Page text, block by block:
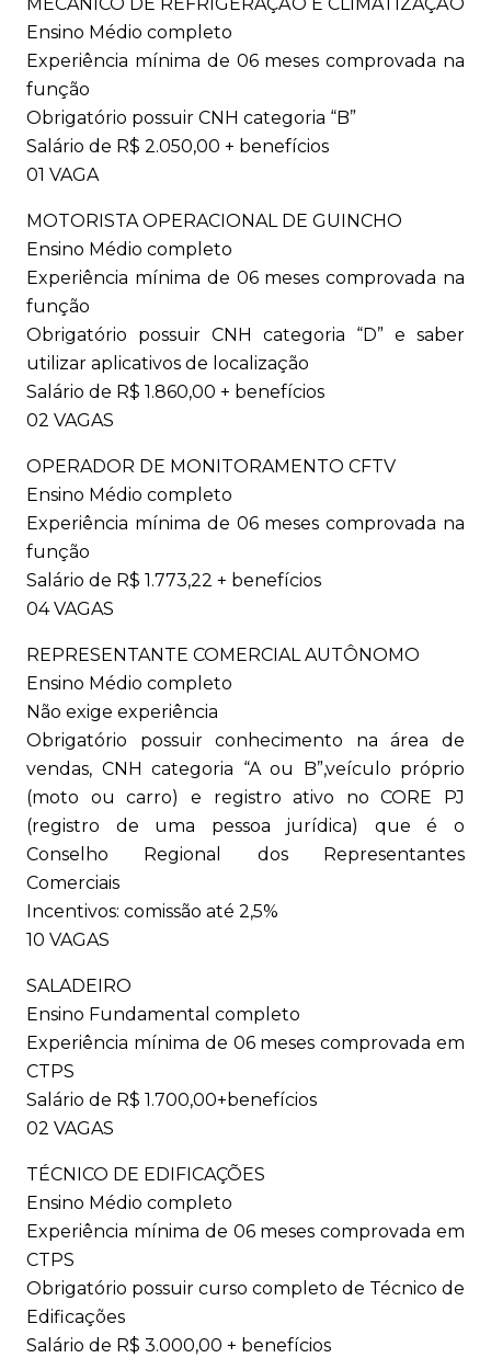
MECÂNICO DE REFRIGERAÇÃO E CLIMATIZAÇÃO
Ensino Médio completo
Experiência mínima de 06 meses comprovada na
função
Obrigatório possuir CNH categoria “B”
Salário de R$ 2.050,00 + benefícios
01 VAGA
MOTORISTA OPERACIONAL DE GUINCHO
Ensino Médio completo
Experiência mínima de 06 meses comprovada na
função
Obrigatório possuir CNH categoria “D” e saber
utilizar aplicativos de localização
Salário de R$ 1.860,00 + benefícios
02 VAGAS
OPERADOR DE MONITORAMENTO CFTV
Ensino Médio completo
Experiência mínima de 06 meses comprovada na
função
Salário de R$ 1.773,22 + benefícios
04 VAGAS
REPRESENTANTE COMERCIAL AUTÔNOMO
Ensino Médio completo
Não exige experiência
Obrigatório possuir conhecimento na área de
vendas, CNH categoria “A ou B”,veículo próprio
(moto ou carro) e registro ativo no CORE PJ
(registro de uma pessoa jurídica) que é o
Conselho Regional dos Representantes
Comerciais
Incentivos: comissão até 2,5%
10 VAGAS
SALADEIRO
Ensino Fundamental completo
Experiência mínima de 06 meses comprovada em
CTPS
Salário de R$ 1.700,00+benefícios
02 VAGAS
TÉCNICO DE EDIFICAÇÕES
Ensino Médio completo
Experiência mínima de 06 meses comprovada em
CTPS
Obrigatório possuir curso completo de Técnico de
Edificações
Salário de R$ 3.000,00 + benefícios